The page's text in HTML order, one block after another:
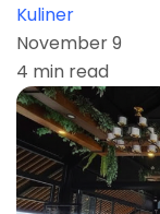
Kuliner
November 9
4 min read